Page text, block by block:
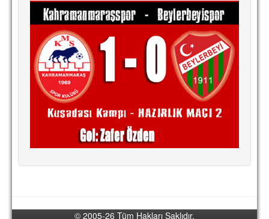
© 2005-26 Tüm Hakları Saklıdır.